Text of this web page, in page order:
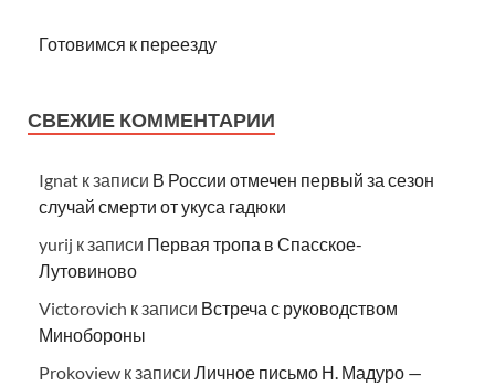
Готовимся к переезду
СВЕЖИЕ КОММЕНТАРИИ
Ignat к записи В России отмечен первый за сезон
случай смерти от укуса гадюки
yurij к записи Первая тропа в Спасское-
Лутовиново
Victorovich к записи Встреча с руководством
Минобороны
Prokoview к записи Личное письмо Н. Мадуро —